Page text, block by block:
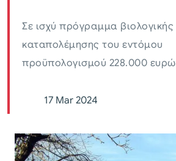
Σε ισχύ πρόγραμμα βιολογικής
καταπολέμησης του εντόμου
προϋπολογισμού 228.000 ευρώ
17 Mar 2024